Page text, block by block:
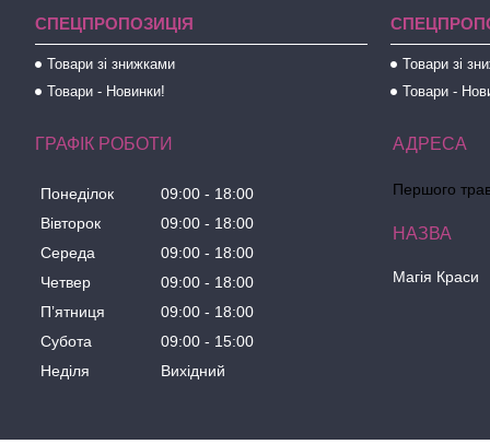
СПЕЦПРОПОЗИЦІЯ
Товари зі знижками
Товари - Новинки!
Товари зі
Товари -
ГРАФІК РОБОТИ
Понеділок 09:00
18:00
Вівторок
09:00
18:00
Середа
09:00
18:00
Четвер
09:00
18:00
Пʼятниця
09:00
18:00
Субота
09:00
15:00
Неділя
Вихідний
Першого
Магія Краси